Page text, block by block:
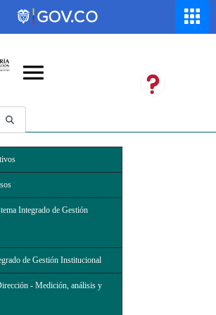
principal
Integrado de Gestión
de Gestión Institucional
- Medición, análisis y